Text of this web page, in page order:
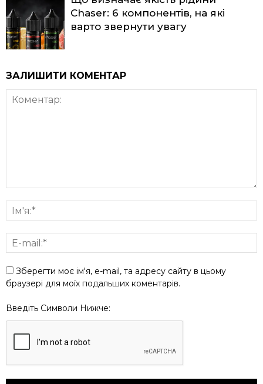
Chaser: 6 компонентів, на які
варто звернути увагу
ЗАЛИШИТИ КОМЕНТАР
Зберегти моє ім'я, e-mail, та адресу сайту в цьому
браузері для моїх подальших коментарів.
Введіть Символи Нижче: